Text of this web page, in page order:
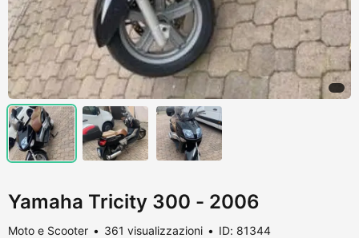
Yamaha Tricity 300 - 2006
Moto e Scooter 361 visualizzazioni ID: 81344